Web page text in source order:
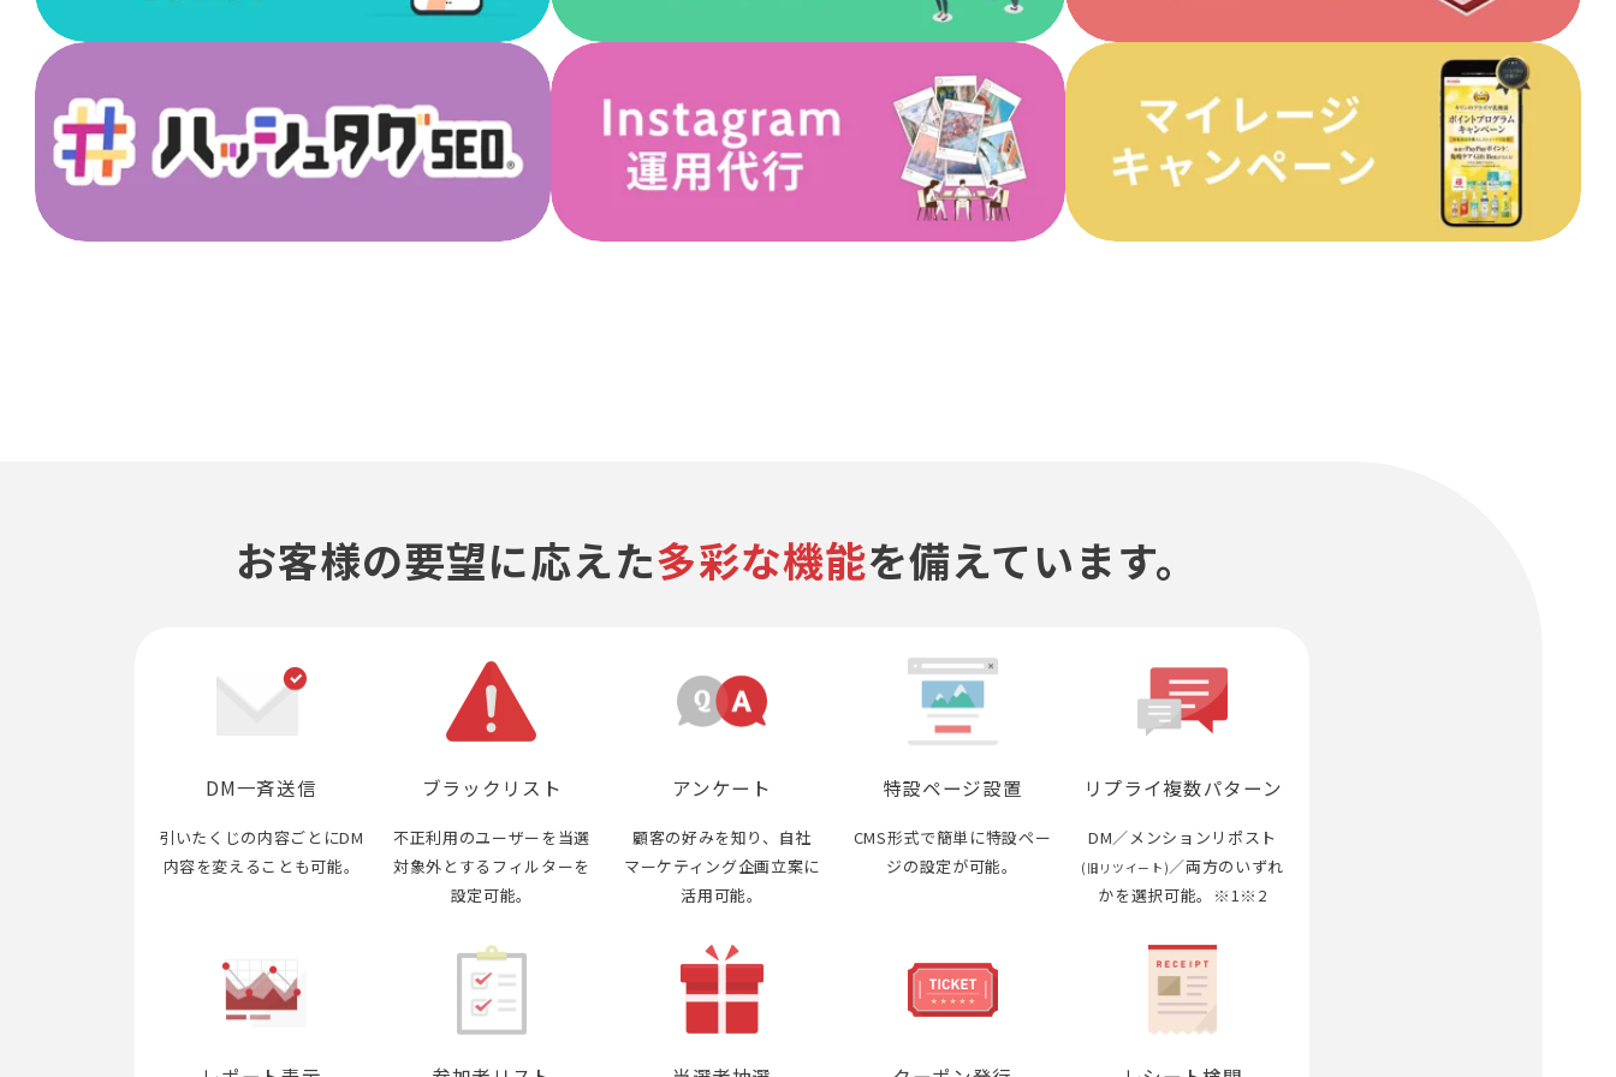
お客様の要望に応えた多彩な機能を備えています。
DM一斉送信
引いたくじの内容ごとにDM
内容を変えることも可能。
ブラックリスト
不正利用のユーザーを当選
対象外とするフィルターを
設定可能。
アンケート
顧客の好みを知り、自社
マーケティング企画立案に
活用可能。
特設ページ設置
CMS形式で簡単に特設ペー
ジの設定が可能。
リプライ複数パターン
DM／メンションリポスト
(旧リツイート) ／両方のいずれ
かを選択可能。※1※2